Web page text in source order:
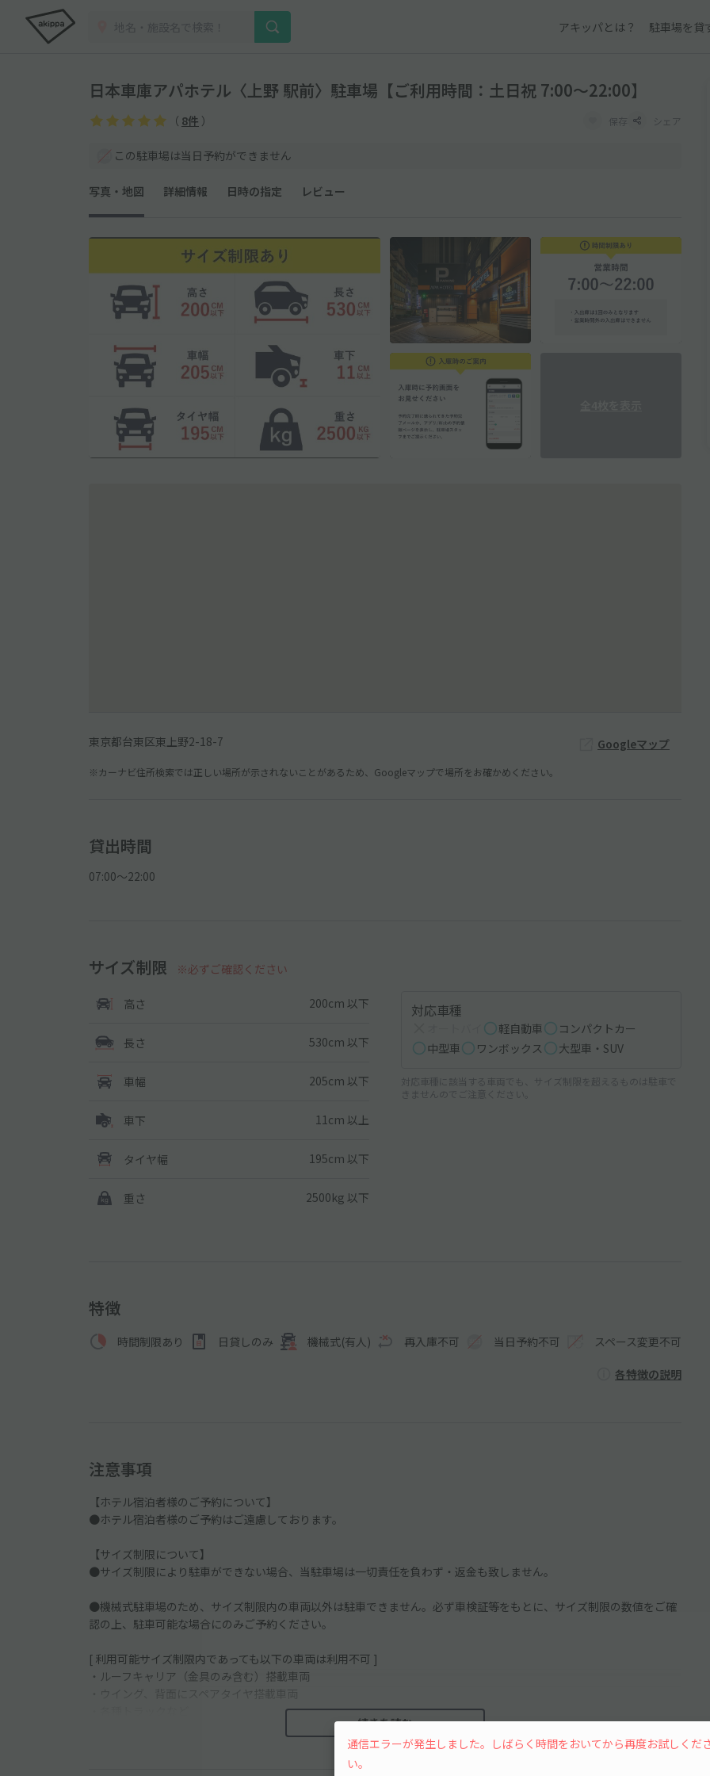
アキッパとは？ 駐車場を貸
日本車庫アパホテル〈上野 駅前〉駐車場【ご利用時間：土日祝 7:00～22:00】
（ 8件 ） 保存 シェア
この駐車場は当日予約ができません
写真・地図 詳細情報 日時の指定 レビュー
東京都台東区東上野2-18-7 Googleマップ
※カーナビ住所検索では正しい場所が示されないことがあるため、Googleマップで場所をお確かめください。
貸出時間
07:00〜22:00
サイズ制限 ※必ずご確認ください
高さ 200cm 以下
長さ 530cm 以下
車幅 205cm 以下
車下 11cm 以上
タイヤ幅 195cm 以下
重さ 2500kg 以下
対応車種
軽自動車
コンパクトカー
中型車
ワンボックス 大型車・SUV
対応車種に該当する車両でも、サイズ制限を超えるものは駐車で
きませんのでご注意ください。
特徴
時間制限あり 日貸しのみ 機械式(有人) 再入庫不可 当日予約不可 スペース変更不可
各特徴の説明
注意事項
【ホテル宿泊者様のご予約について】
●ホテル宿泊者様のご予約はご遠慮しております。
【サイズ制限について】
●サイズ制限により駐車ができない場合、当駐車場は一切責任を負わず・返金も致しません。
●機械式駐車場のため、サイズ制限内の車両以外は駐車できません。必ず車検証等をもとに、サイズ制限の数値をご確
認の上、駐車可能な場合にのみご予約ください。
[ 利用可能サイズ制限内であっても以下の車両は利用不可 ]
・ルーフキャリア（金具のみ含む）搭載車両
・ウイング、背面にスペアタイヤ搭載車両
※外国車・スポーツカーなどのタイヤ幅が広い車は利用できない可能性あり
続きを読む
通信エラーが発生しました。しばらく時間をおいてから再度お試しくだ
い。